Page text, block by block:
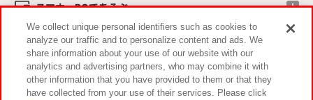
スマホ・PCであそぶ
イベント・キャンペーン
We collect unique personal identifiers such as cookies to
analyze our traffic and to personalize content and ads. We
share information about your use of our website with our
analytics and advertising partners, who may combine it with
other information that you have provided to them or that they
have collected from your use of their services. Please click